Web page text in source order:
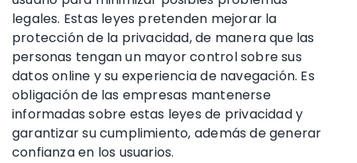
legales. Estas leyes pretenden mejorar la
protección de la privacidad, de manera que las
personas tengan un mayor control sobre sus
datos online y su experiencia de navegación. Es
obligación de las empresas mantenerse
informadas sobre estas leyes de privacidad y
garantizar su cumplimiento, además de generar
confianza en los usuarios.